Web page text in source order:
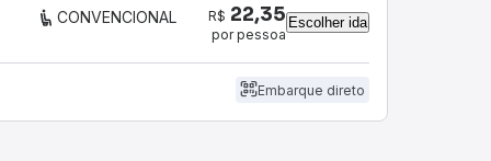
CONVENCIONAL R$ 22,35
por pessoa
Escolher ida
Embarque direto